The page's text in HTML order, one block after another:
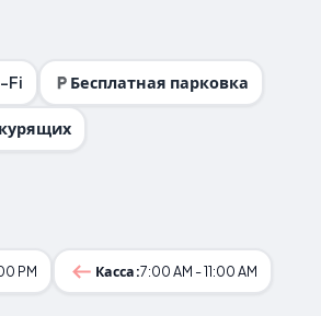
Fi Бесплатная парковка
PM Касса:7:00 AM - 11:00 AM